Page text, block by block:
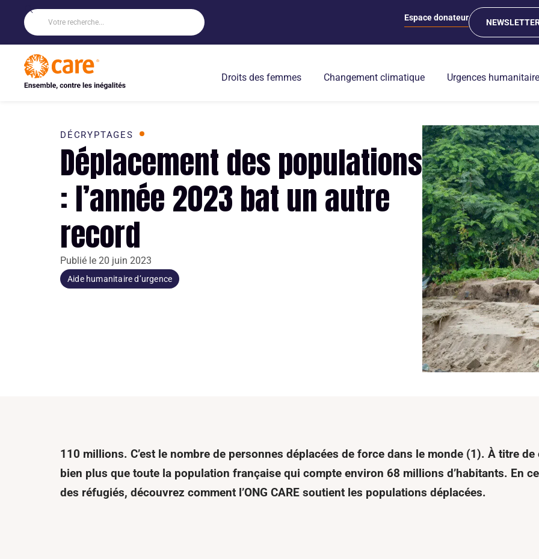
Espace donateur
Droits des femmes Changement climatique Urgences
DÉCRYPTAGES
Déplacement des populations
: l’année 2023 bat un autre
record
Publié le 20 juin 2023
Aide humanitaire d’urgence
110 millions. C’est le nombre de personnes déplacées de force dans le monde (1). À titre de
bien plus que toute la population française qui compte environ 68 millions d’habitants. En
des réfugiés, découvrez comment l’ONG CARE soutient les populations déplacées.